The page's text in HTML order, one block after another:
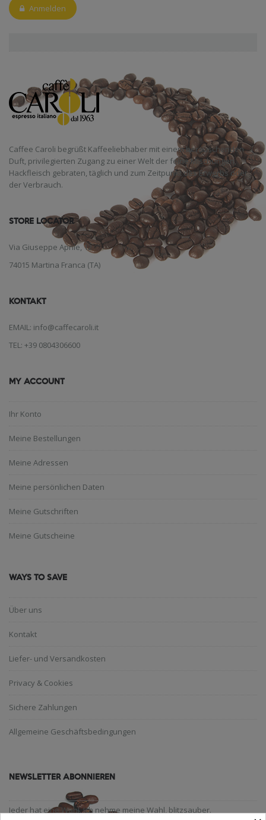
Anmelden
Caffee Caroli begrüßt Kaffeeliebhaber mit einem berauschenden
Duft, privilegierten Zugang zu einer Welt der feine Mischungen,
Hackfleisch gebraten, täglich und zum Zeitpunkt des Erwerbs oder
der Verbrauch.
STORE LOCATOR
Via Giuseppe Aprile, 12
74015 Martina Franca (TA)
KONTAKT
EMAIL: info@caffecaroli.it
TEL: +39 0804306600
MY ACCOUNT
Ihr Konto
Meine Bestellungen
Meine Adressen
Meine persönlichen Daten
Meine Gutschriften
Meine Gutscheine
WAYS TO SAVE
Über uns
Kontakt
Liefer- und Versandkosten
Privacy & Cookies
Sichere Zahlungen
Allgemeine Geschäftsbedingungen
NEWSLETTER ABONNIEREN
Jeder hat eine Wahl. Ich nehme meine Wahl, blitzsauber.